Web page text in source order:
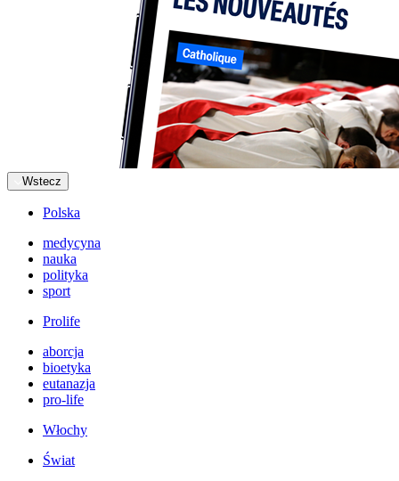
Wstecz
Polska
medycyna
nauka
polityka
sport
Prolife
aborcja
bioetyka
eutanazja
pro-life
Włochy
Świat